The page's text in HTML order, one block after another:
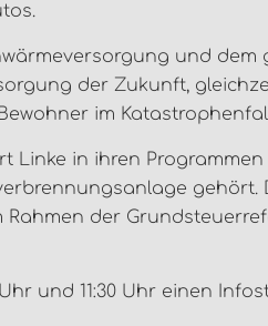
und dem
der Zukunft,
im
Linke in ihren
gehört.
Rahmen der
und 11:30 Uhr einen